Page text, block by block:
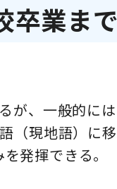
卒業ま
が、一般的に
（現地語）に
発揮できる。